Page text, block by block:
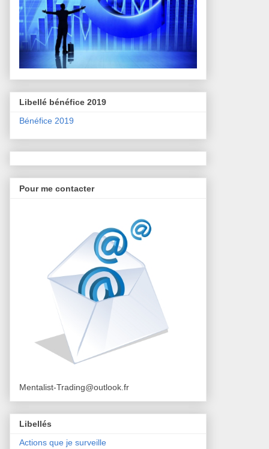
Libellé bénéfice 2019
Bénéfice 2019
Pour me contacter
Mentalist-Trading@outlook.fr
Libellés
Actions que je surveille